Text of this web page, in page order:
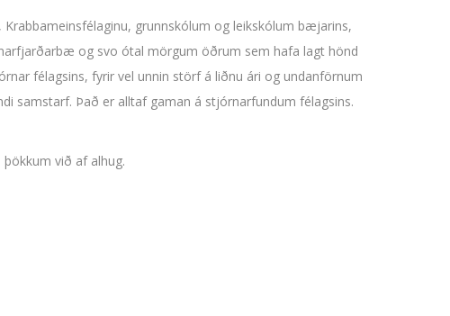
grunnskólum og leikskólum bæjarins,
og svo ótal mörgum öðrum sem hafa lagt hönd
félagsins, fyrir vel unnin störf á liðnu ári og undanförnum
samstarf. Það er alltaf gaman á stjórnarfundum félagsins.
við af alhug.